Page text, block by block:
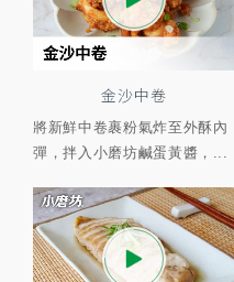
金沙中卷
將新鮮中卷裹粉氣炸至外酥內
彈，拌入小磨坊鹹蛋黃醬，...